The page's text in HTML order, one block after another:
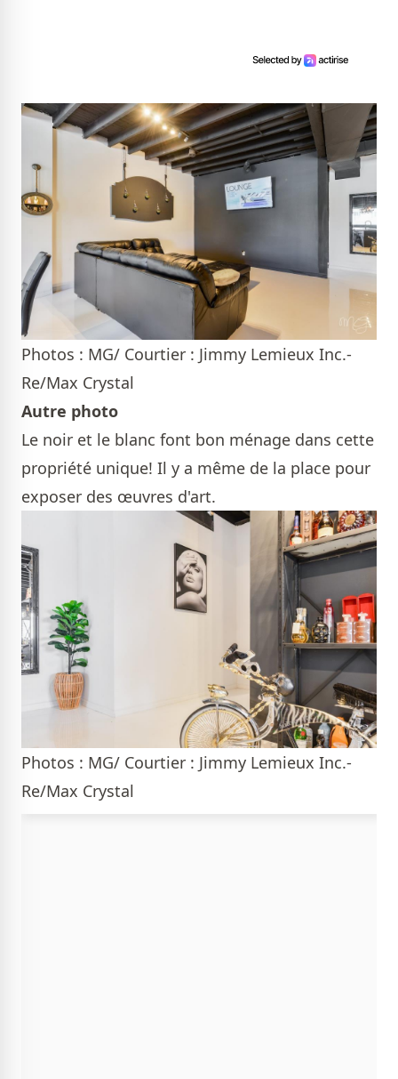
Photos : MG/ Courtier : Jimmy Lemieux Inc.-
Re/Max Crystal
Autre photo
Le noir et le blanc font bon ménage dans cette
propriété unique! Il y a même de la place pour
exposer des œuvres d'art.
Photos : MG/ Courtier : Jimmy Lemieux Inc.-
Re/Max Crystal